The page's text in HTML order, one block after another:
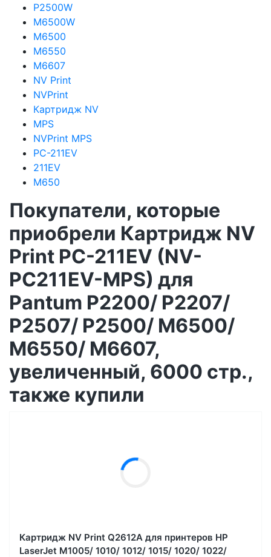
P2500W
M6500W
M6500
M6550
M6607
NV Print
NVPrint
Картридж NV
MPS
NVPrint MPS
PC-211EV
211EV
M650
Покупатели, которые
приобрели Картридж NV
Print PC-211EV (NV-
PC211EV-MPS) для
Pantum P2200/ P2207/
P2507/ P2500/ M6500/
M6550/ M6607,
увеличенный, 6000 стр.,
также купили
Картридж NV Print Q2612A для принтеров HP
LaserJet M1005/ 1010/ 1012/ 1015/ 1020/ 1022/